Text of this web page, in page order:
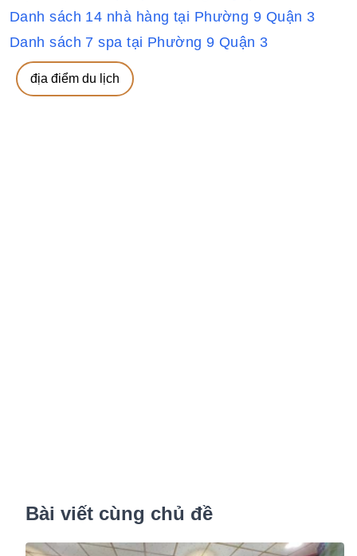
Danh sách 14 nhà hàng tại Phường 9 Quận 3
Danh sách 7 spa tại Phường 9 Quận 3
địa điểm du lịch
Bài viết cùng chủ đề